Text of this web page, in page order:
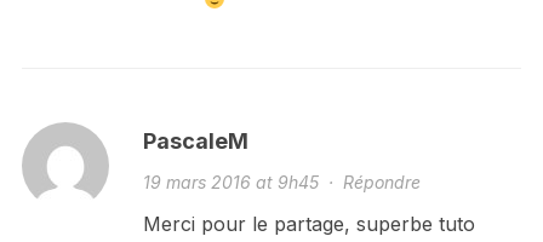
PascaleM
19 mars 2016 at 9h45· Répondre
Merci pour le partage, superbe tuto